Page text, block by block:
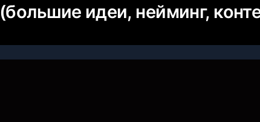
(большие идеи, нейминг,